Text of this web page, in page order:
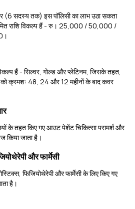
(6 सदस्य तक) इस पॉलिसी का लाभ उठा सकता
राशि विकल्प हैं - रु। 25,000 / 50,000 /
हैं - सिल्वर, गोल्ड और प्लेटिनम, जिसके तहत,
को क्रमशः 48, 24 और 12 महीनों के बाद कवर
के तहत किए गए आउट पेशेंट चिकित्सा परामर्श और
किया जाता है।
और फार्मेसी
फिजियोथेरेपी और फार्मेसी के लिए किए गए
है।